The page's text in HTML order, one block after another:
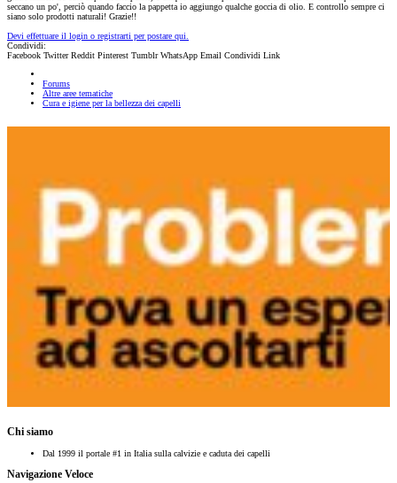
seccano un po', perciò quando faccio la pappetta io aggiungo qualche goccia di olio. E controllo sempre ci
siano solo prodotti naturali! Grazie!!
Devi effettuare il login o registrarti per postare qui.
Condividi:
Facebook Twitter Reddit Pinterest Tumblr WhatsApp Email Condividi Link
Forums
Altre aree tematiche
Cura e igiene per la bellezza dei capelli
Chi siamo
Dal 1999 il portale #1 in Italia sulla calvizie e caduta dei capelli
Navigazione Veloce